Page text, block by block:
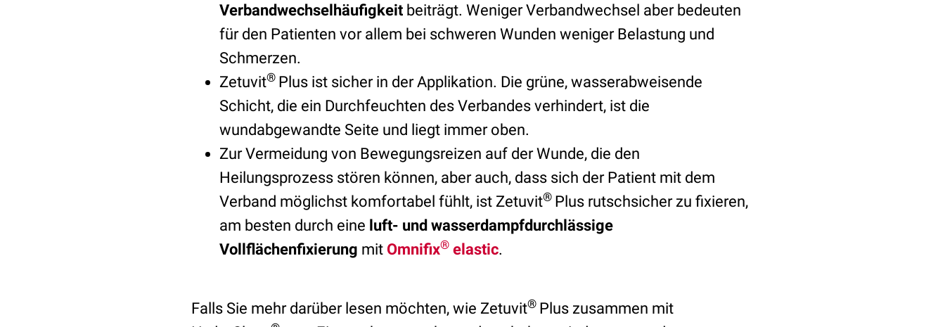
Verbandwechselhäufigkeit beiträgt. Weniger Verbandwechsel aber bedeuten
für den Patienten vor allem bei schweren Wunden weniger Belastung und
Schmerzen.
Zetuvit® Plus ist sicher in der Applikation. Die grüne, wasserabweisende
Schicht, die ein Durchfeuchten des Verbandes verhindert, ist die
wundabgewandte Seite und liegt immer oben.
Zur Vermeidung von Bewegungsreizen auf der Wunde, die den
Heilungsprozess stören können, aber auch, dass sich der Patient mit dem
Verband möglichst komfortabel fühlt, ist Zetuvit® Plus rutschsicher zu fixieren,
am besten durch eine luft- und wasserdampfdurchlässige
Vollflächenfixierung mit Omnifix® elastic.
Falls Sie mehr darüber lesen möchten, wie Zetuvit® Plus zusammen mit